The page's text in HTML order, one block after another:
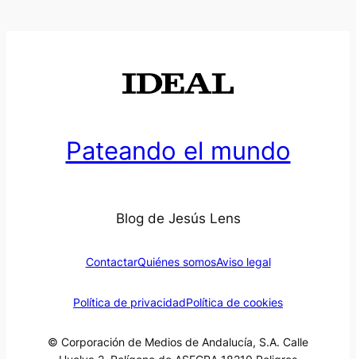
Pateando el mundo
Blog de Jesús Lens
ContactarQuiénes somosAviso legal
Política de privacidadPolítica de cookies
© Corporación de Medios de Andalucía, S.A. Calle